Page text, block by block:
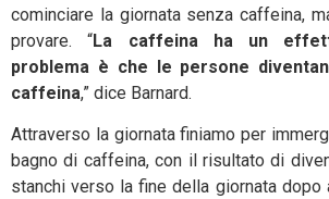
cominciare la giornata senza caffeina,
provare. “La caffeina ha un
problema è che le persone
caffeina,” dice Barnard.
Attraverso la giornata finiamo per
bagno di caffeina, con il risultato di
stanchi verso la fine della giornata dopo